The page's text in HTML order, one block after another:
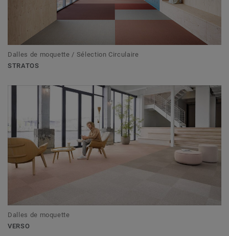
Dalles de moquette / Sélection Circulaire
STRATOS
Dalles de moquette
VERSO